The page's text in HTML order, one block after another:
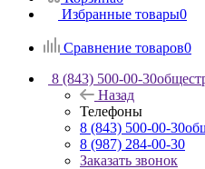
Избранные товары0
Сравнение товаров0
8 (843) 500-00-30
Назад
Телефоны
8 (843) 500-00-30
8 (987) 284-00-30
Заказать звонок